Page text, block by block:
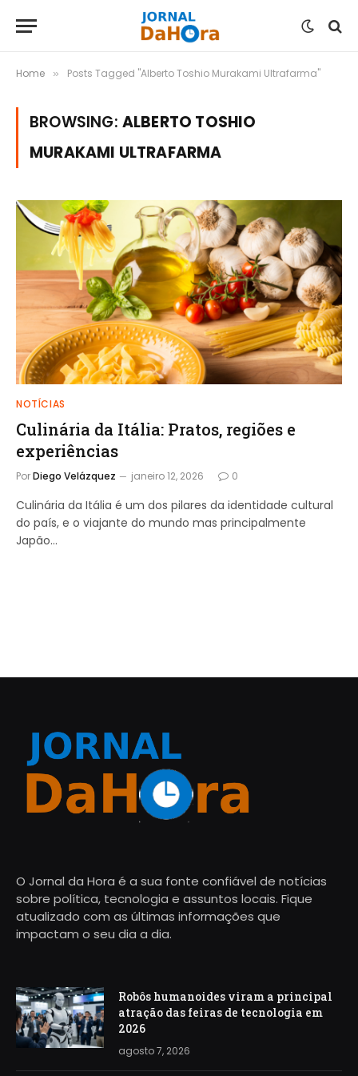
Home » Posts Tagged "Alberto Toshio Murakami Ultrafarma"
BROWSING: ALBERTO TOSHIO
MURAKAMI ULTRAFARMA
NOTÍCIAS
Culinária da Itália: Pratos, regiões e
experiências
PorDiego Velázquez janeiro 12, 2026 0
Culinária da Itália é um dos pilares da identidade cultural
do país, e o viajante do mundo mas principalmente
Japão…
O Jornal da Hora é a sua fonte confiável de notícias
sobre política, tecnologia e assuntos locais. Fique
atualizado com as últimas informações que
impactam o seu dia a dia.
Robôs humanoides viram a principal
atração das feiras de tecnologia em
2026
agosto 7, 2026